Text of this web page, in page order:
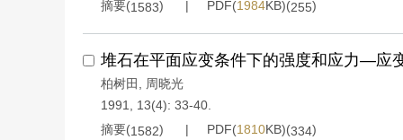
摘要(1583) PDF(1984KB)(255)
堆石在平面应变条件下的强度和应力—应
柏树田
周晓光
1991, 13(4): 33-40.
摘要(1582) PDF(1810KB)(334)